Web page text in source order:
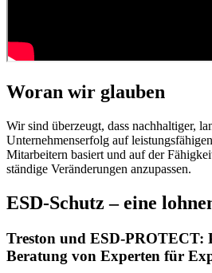
Woran wir glauben
Wir sind überzeugt, dass nachhaltiger,
Unternehmenserfolg auf
Mitarbeitern basiert und auf der
ständige Veränderungen anzupassen.
ESD-Schutz – eine
Treston und ESD-PROTECT:
Beratung von Experten für